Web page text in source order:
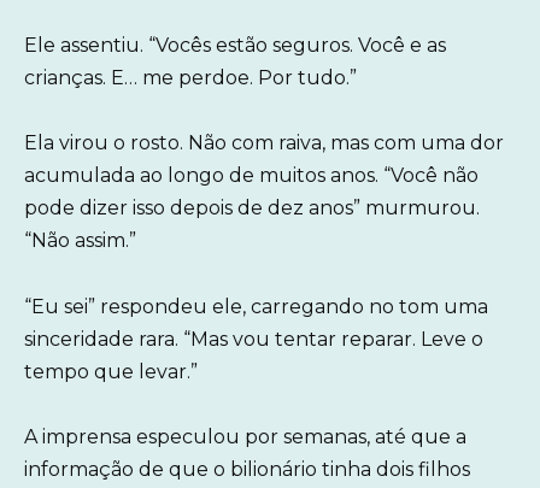
Ele assentiu. “Vocês estão seguros. Você e as
crianças. E… me perdoe. Por tudo.”
Ela virou o rosto. Não com raiva, mas com uma dor
acumulada ao longo de muitos anos. “Você não
pode dizer isso depois de dez anos” murmurou.
“Não assim.”
“Eu sei” respondeu ele, carregando no tom uma
sinceridade rara. “Mas vou tentar reparar. Leve o
tempo que levar.”
A imprensa especulou por semanas, até que a
informação de que o bilionário tinha dois filhos